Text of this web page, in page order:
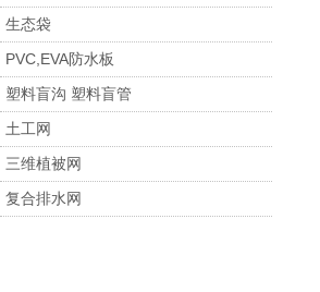
生态袋
PVC,EVA防水板
塑料盲沟 塑料盲管
土工网
三维植被网
复合排水网